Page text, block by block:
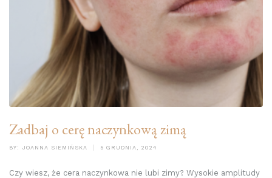
Zadbaj o cerę naczynkową zimą
BY: JOANNA SIEMIŃSKA 5 GRUDNIA, 2024
Czy wiesz, że cera naczynkowa nie lubi zimy? Wysokie amplitudy